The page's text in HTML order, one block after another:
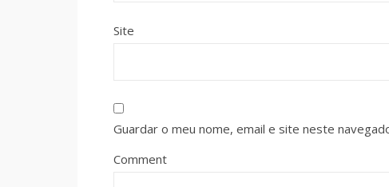
Site
Guardar o meu nome, email e site neste
Comment